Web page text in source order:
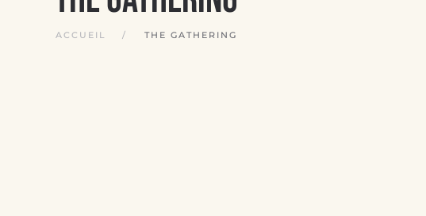
ACCUEIL THE GATHERING